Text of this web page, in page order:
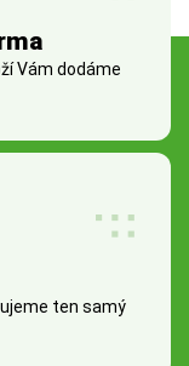
Vám dodáme
ten samý